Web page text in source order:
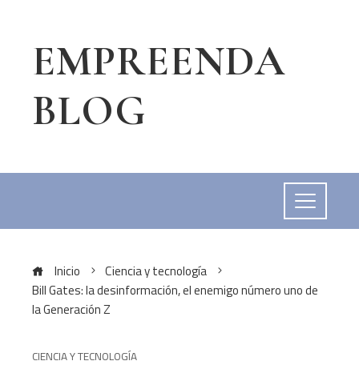
EMPREENDA
BLOG
Inicio
Ciencia y tecnología
Bill Gates: la desinformación, el enemigo número uno de
la Generación Z
CIENCIA Y TECNOLOGÍA